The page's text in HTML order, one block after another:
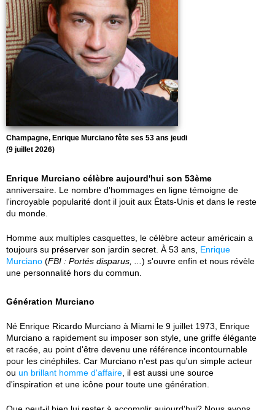
Champagne, Enrique Murciano fête ses 53 ans jeudi
(9 juillet 2026)
Enrique Murciano célèbre aujourd'hui son 53ème
anniversaire. Le nombre d'hommages en ligne témoigne de
l'incroyable popularité dont il jouit aux États-Unis et dans le reste
du monde.
Homme aux multiples casquettes, le célèbre acteur américain a
toujours su préserver son jardin secret. À 53 ans, Enrique
Murciano (FBI : Portés disparus, ... ) s'ouvre enfin et nous révèle
une personnalité hors du commun.
Génération Murciano
Né Enrique Ricardo Murciano à Miami le 9 juillet 1973, Enrique
Murciano a rapidement su imposer son style, une griffe élégante
et racée, au point d'être devenu une référence incontournable
pour les cinéphiles. Car Murciano n'est pas qu'un simple acteur
ou un brillant homme d'affaire , il est aussi une source
d'inspiration et une icône pour toute une génération.